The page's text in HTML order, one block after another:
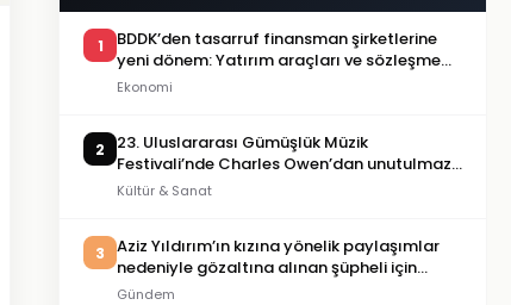
1
BDDK’den tasarruf finansman şirketlerine
yeni dönem: Yatırım araçları ve sözleşme
limitleri değişti
Ekonomi
2
23. Uluslararası Gümüşlük Müzik
Festivali’nde Charles Owen’dan unutulmaz
piyano resitali
Kültür & Sanat
3
Aziz Yıldırım’ın kızına yönelik paylaşımlar
nedeniyle gözaltına alınan şüpheli için
tutuklama talebi
Gündem